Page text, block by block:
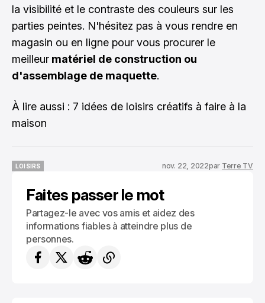
la visibilité et le contraste des couleurs sur les
parties peintes. N'hésitez pas à vous rendre en
magasin ou en ligne pour vous procurer le
meilleur matériel de construction ou
d'assemblage de maquette.
À lire aussi : 7 idées de loisirs créatifs à faire à la
maison
LOISIRS
nov. 22, 2022par Terre TV
Faites passer le mot
Partagez-le avec vos amis et aidez des
informations fiables à atteindre plus de
personnes.